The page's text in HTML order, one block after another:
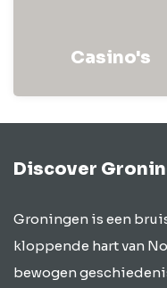
Casino's
Discover
Groningen is een
kloppende hart van
bewogen